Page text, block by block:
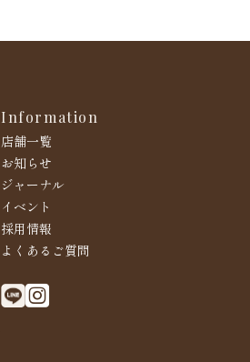
Information
店舗一覧
お知らせ
ジャーナル
イベント
採用情報
よくあるご質問